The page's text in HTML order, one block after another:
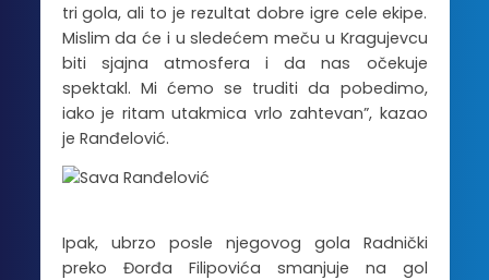
tri gola, ali to je rezultat dobre igre cele ekipe.
Mislim da će i u sledećem meču u Kragujevcu
biti sjajna atmosfera i da nas očekuje
spektakl. Mi ćemo se truditi da pobedimo,
iako je ritam utakmica vrlo zahtevan”, kazao
je Ranđelović.
Ipak, ubrzo posle njegovog gola Radnički
preko Đorđa Filipovića smanjuje na gol